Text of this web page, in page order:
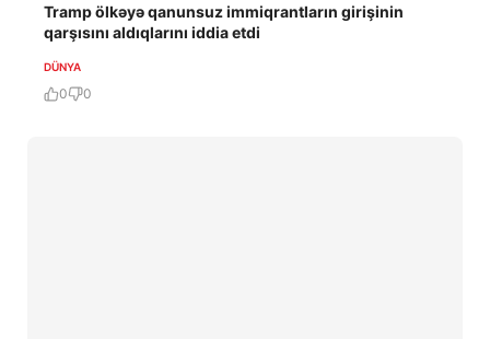
Tramp ölkəyə qanunsuz immiqrantların girişinin
qarşısını aldıqlarını iddia etdi
DÜNYA
0 0